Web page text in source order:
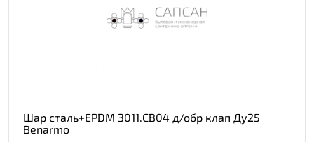
Шар сталь+EPDM 3011.СB04 д/обр клап Ду25
Benarmo